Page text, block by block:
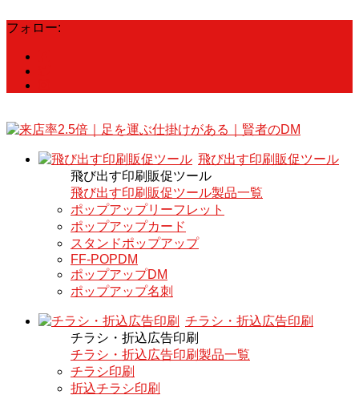
フォロー:
飛び出す印刷販促ツール
飛び出す印刷販促ツール
飛び出す印刷販促ツール製品一覧
ポップアップリーフレット
ポップアップカード
スタンドポップアップ
FF-POPDM
ポップアップDM
ポップアップ名刺
チラシ・折込広告印刷
チラシ・折込広告印刷
チラシ・折込広告印刷製品一覧
チラシ印刷
折込チラシ印刷